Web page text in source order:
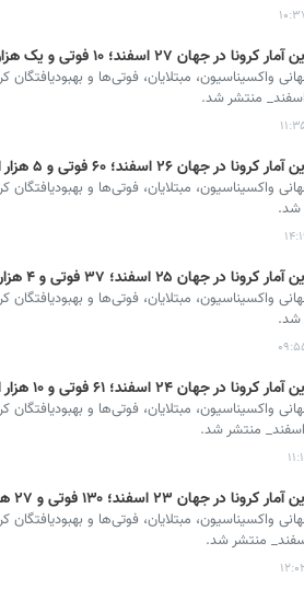
کرونا در جهان ۲۷ اسفند؛ ۱۰ فوتی و یک هزار ابتلای جدید
واکسیناسیون، مبتلایان، فوتی‌ها و بهبودیافتگان
منتشر شد.
کرونا در جهان ۲۶ اسفند؛ ۶۰ فوتی و ۵ هزار ابتلای جدید
واکسیناسیون، مبتلایان، فوتی‌ها و
شد.
کرونا در جهان ۲۵ اسفند؛ ۳۷ فوتی و ۴ هزار ابتلای جدید
واکسیناسیون، مبتلایان، فوتی‌ها و
شد.
کرونا در جهان ۲۴ اسفند؛ ۶۱ فوتی و ۱۰ هزار ابتلای جدید
واکسیناسیون، مبتلایان، فوتی‌ها و بهبودیافتگان
منتشر شد.
کرونا در جهان ۲۳ اسفند؛ ۱۳۰ فوتی و ۲۷ هزار ابتلای جدید
واکسیناسیون، مبتلایان، فوتی‌ها و بهبودیافتگان
منتشر شد.